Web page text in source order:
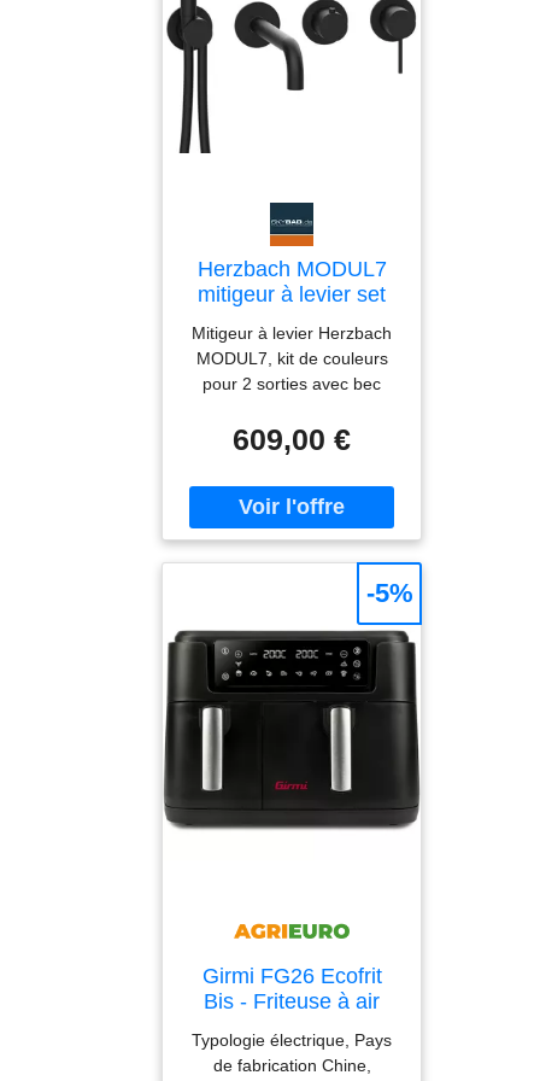
DisplayPort, USB-C, RJ45,
Wifi 6 et Bluetooth 5.2
Herzbach MODUL7
mitigeur à levier set
70.702012.1.12 2
consommateurs avec
bec noir mat
Mitigeur à levier Herzbach
MODUL7, kit de couleurs
pour 2 sorties avec bec
de la baignoire composée
de : Mitigeur à levier
MODUL7 -cartouche
céramique LOGIC-
SoftEmotion à
fonctionnement fluide -
régulation continue du
température -Poignée de
commande en laiton -
Couvercle de module en
laiton Ø 70 mm Vanne de
dérivation MODUL7 -
céramique - contrôle du
volume fluide et continu
point de verrouillage
haptique -Poignée de
commande en laiton -
laiton Ø 70 mm Prise
murale MODUL7 -Saillie du
609,00 €
Girmi FG26 Ecofrit
Bis - Friteuse à air
numérique 9 L
Typologie électrique, Pays
de fabrication Chine,
-5%